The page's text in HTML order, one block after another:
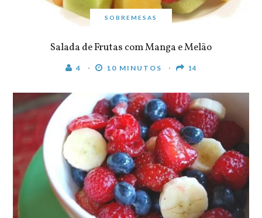
SOBREMESAS
Salada de Frutas com Manga e Melão
4 10 MINUTOS 14